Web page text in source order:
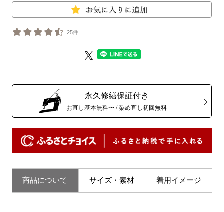
25件
永久修繕保証付き
お直し基本無料〜 / 染め直し初回無料
商品について サイズ・素材 着用イメージ